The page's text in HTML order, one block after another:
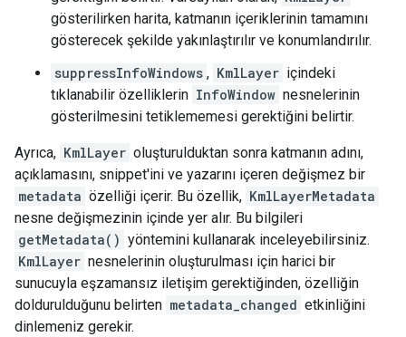
gösterilirken harita, katmanın içeriklerinin tamamını
gösterecek şekilde yakınlaştırılır ve konumlandırılır.
suppressInfoWindows , KmlLayer içindeki
tıklanabilir özelliklerin InfoWindow nesnelerinin
gösterilmesini tetiklememesi gerektiğini belirtir.
Ayrıca, KmlLayer oluşturulduktan sonra katmanın adını,
açıklamasını, snippet'ini ve yazarını içeren değişmez bir
metadata özelliği içerir. Bu özellik, KmlLayerMetadata
nesne değişmezinin içinde yer alır. Bu bilgileri
getMetadata() yöntemini kullanarak inceleyebilirsiniz.
KmlLayer nesnelerinin oluşturulması için harici bir
sunucuyla eşzamansız iletişim gerektiğinden, özelliğin
doldurulduğunu belirten metadata_changed etkinliğini
dinlemeniz gerekir.